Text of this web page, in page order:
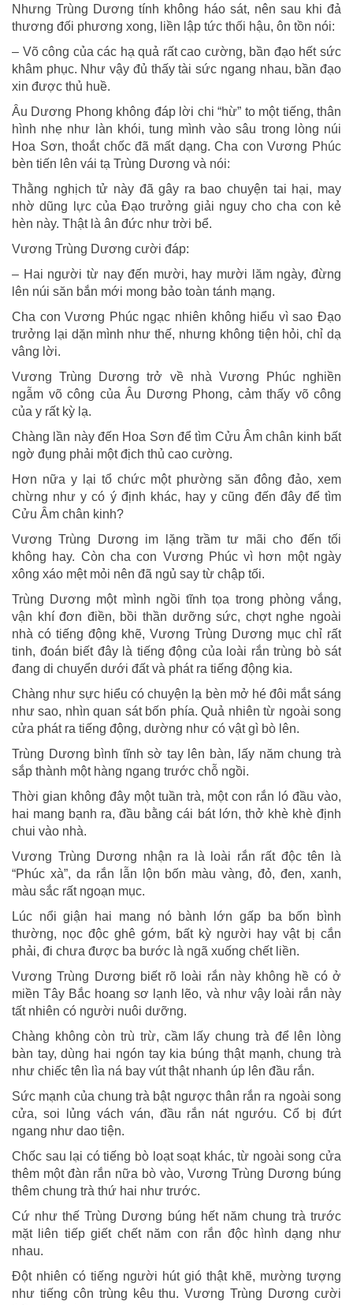
Nhưng Trùng Dương tính không háo sát, nên sau khi đả
thương đối phương xong, liền lập tức thối hậu, ôn tồn nói:
– Võ công của các hạ quả rất cao cường, bần đạo hết sức
khâm phục. Như vậy đủ thấy tài sức ngang nhau, bần đạo
xin được thủ huề.
Âu Dương Phong không đáp lời chi “hừ” to một tiếng, thân
hình nhẹ như làn khói, tung mình vào sâu trong lòng núi
Hoa Sơn, thoắt chốc đã mất dạng. Cha con Vương Phúc
bèn tiến lên vái tạ Trùng Dương và nói:
Thằng nghịch tử này đã gây ra bao chuyện tai hại, may
nhờ dũng lực của Đạo trưởng giải nguy cho cha con kẻ
hèn này. Thật là ân đức như trời bể.
Vương Trùng Dương cười đáp:
– Hai người từ nay đến mười, hay mười lăm ngày, đừng
lên núi săn bắn mới mong bảo toàn tánh mạng.
Cha con Vương Phúc ngạc nhiên không hiểu vì sao Đạo
trưởng lại dặn mình như thế, nhưng không tiện hỏi, chỉ dạ
vâng lời.
Vương Trùng Dương trở về nhà Vương Phúc nghiền
ngẫm võ công của Âu Dương Phong, cảm thấy võ công
của y rất kỳ lạ.
Chàng lần này đến Hoa Sơn để tìm Cửu Âm chân kinh bất
ngờ đụng phải một địch thủ cao cường.
Hơn nữa y lại tổ chức một phường săn đông đảo, xem
chừng như y có ý định khác, hay y cũng đến đây để tìm
Cửu Âm chân kinh?
Vương Trùng Dương im lặng trầm tư mãi cho đến tối
không hay. Còn cha con Vương Phúc vì hơn một ngày
xông xáo mệt mỏi nên đã ngủ say từ chập tối.
Trùng Dương một mình ngồi tĩnh tọa trong phòng vắng,
vận khí đơn điền, bồi thần dưỡng sức, chợt nghe ngoài
nhà có tiếng động khẽ, Vương Trùng Dương mục chỉ rất
tinh, đoán biết đây là tiếng động của loài rắn trùng bò sát
đang di chuyển dưới đất và phát ra tiếng động kia.
Chàng như sực hiểu có chuyện lạ bèn mở hé đôi mắt sáng
như sao, nhìn quan sát bốn phía. Quả nhiên từ ngoài song
cửa phát ra tiếng động, dường như có vật gì bò lên.
Trùng Dương bình tĩnh sờ tay lên bàn, lấy năm chung trà
sắp thành một hàng ngang trước chỗ ngồi.
Thời gian không đây một tuần trà, một con rắn ló đầu vào,
hai mang bạnh ra, đầu bằng cái bát lớn, thở khè khè định
chui vào nhà.
Vương Trùng Dương nhận ra là loài rắn rất độc tên là
“Phúc xà”, da rắn lẫn lộn bốn màu vàng, đỏ, đen, xanh,
màu sắc rất ngoạn mục.
Lúc nổi giận hai mang nó bành lớn gấp ba bốn bình
thường, nọc độc ghê gớm, bất kỳ người hay vật bị cắn
phải, đi chưa được ba bước là ngã xuống chết liền.
Vương Trùng Dương biết rõ loài rắn này không hề có ở
miền Tây Bắc hoang sơ lạnh lẽo, và như vậy loài rắn này
tất nhiên có người nuôi dưỡng.
Chàng không còn trù trừ, cầm lấy chung trà để lên lòng
bàn tay, dùng hai ngón tay kia búng thật mạnh, chung trà
như chiếc tên lìa ná bay vút thật nhanh úp lên đầu rắn.
Sức mạnh của chung trà bật ngược thân rắn ra ngoài song
cửa, soi lủng vách ván, đầu rắn nát ngướu. Cổ bị đứt
ngang như dao tiện.
Chốc sau lại có tiếng bò loạt soạt khác, từ ngoài song cửa
thêm một đàn rắn nữa bò vào, Vương Trùng Dương búng
thêm chung trà thứ hai như trước.
Cứ như thế Trùng Dương búng hết năm chung trà trước
mặt liên tiếp giết chết năm con rắn độc hình dạng như
nhau.
Đột nhiên có tiếng người hút gió thật khẽ, mường tượng
như tiếng côn trùng kêu thu. Vương Trùng Dương cười